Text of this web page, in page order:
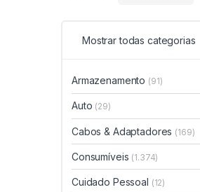
Mostrar todas categorias
Armazenamento (91)
Auto (29)
Cabos & Adaptadores (169)
Consumíveis (1.374)
Cuidado Pessoal (12)